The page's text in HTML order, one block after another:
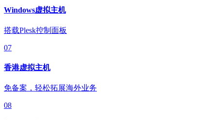
Windows虚拟主机
搭载Plesk控制面板
07
香港虚拟主机
免备案，轻松拓展海外业务
08